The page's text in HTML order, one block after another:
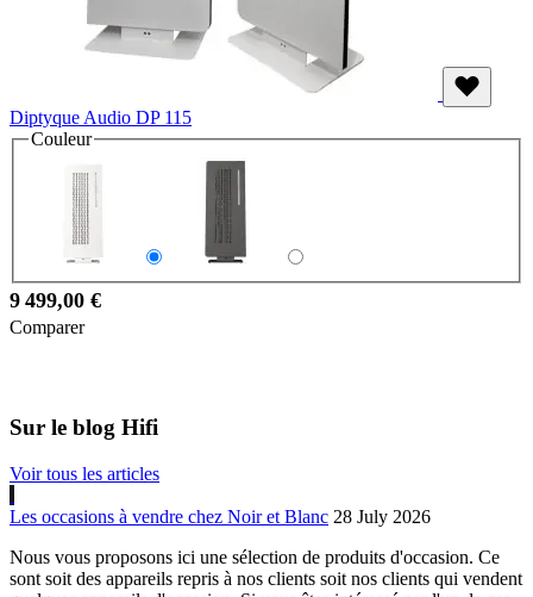
Diptyque Audio DP 115
Couleur
9 499,00 €
Comparer
Sur le blog Hifi
Voir tous les articles
Les occasions à vendre chez Noir et Blanc 28 July 2026
Nous vous proposons ici une sélection de produits d'occasion. Ce
sont soit des appareils repris à nos clients soit nos clients qui vendent